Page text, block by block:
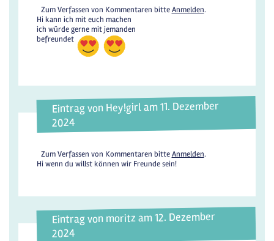
Zum Verfassen von Kommentaren bitteAnmelden.
Hi kann ich mit euch machen
ich würde gerne mit jemanden
befreundet
Eintrag von Hey!girl am 11. Dezember
2024
Zum Verfassen von Kommentaren bitteAnmelden.
Hi wenn du willst können wir Freunde sein!
Eintrag von moritz am 12. Dezember
2024